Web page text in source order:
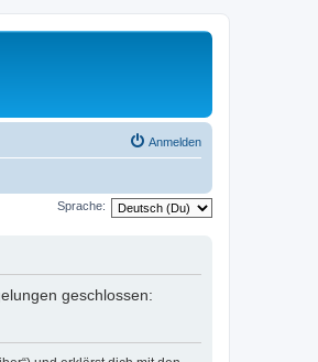
Anmelden
Sprache:
geschlossen: